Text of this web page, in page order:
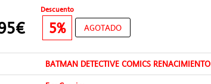
Descuento
5% AGOTADO
BATMAN DETECTIVE COMICS RENACIMIENTO